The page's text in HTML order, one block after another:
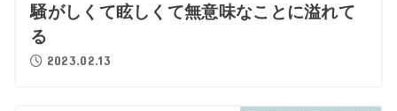
騒がしくて眩しくて無意味なことに溢れて
る
2023.02.13